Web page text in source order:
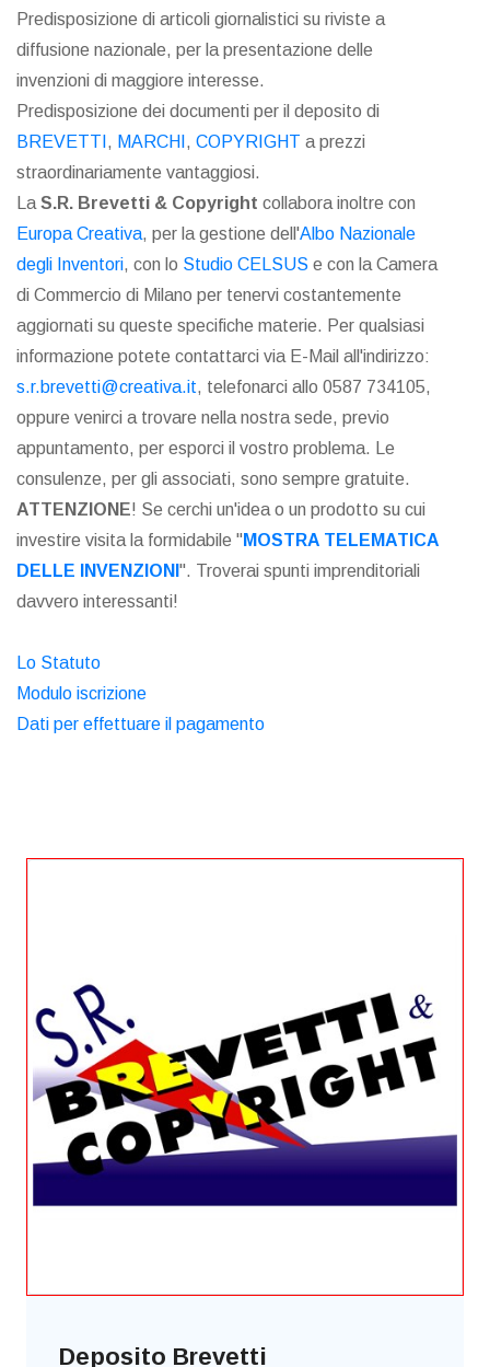
Predisposizione di articoli giornalistici su riviste a
diffusione nazionale, per la presentazione delle
invenzioni di maggiore interesse.
Predisposizione dei documenti per il deposito di
BREVETTI , MARCHI , COPYRIGHT a prezzi
straordinariamente vantaggiosi.
La S.R. Brevetti & Copyright collabora inoltre con
Europa Creativa, per la gestione dell'Albo Nazionale
degli Inventori, con lo Studio CELSUS e con la Camera
di Commercio di Milano per tenervi costantemente
aggiornati su queste specifiche materie. Per qualsiasi
informazione potete contattarci via E-Mail all'indirizzo:
s.r.brevetti@creativa.it, telefonarci allo 0587 734105,
oppure venirci a trovare nella nostra sede, previo
appuntamento, per esporci il vostro problema. Le
consulenze, per gli associati, sono sempre gratuite.
ATTENZIONE! Se cerchi un'idea o un prodotto su cui
investire visita la formidabile " MOSTRA TELEMATICA
DELLE INVENZIONI ". Troverai spunti imprenditoriali
davvero interessanti!
Lo Statuto
Modulo iscrizione
Dati per effettuare il pagamento
Deposito Brevetti